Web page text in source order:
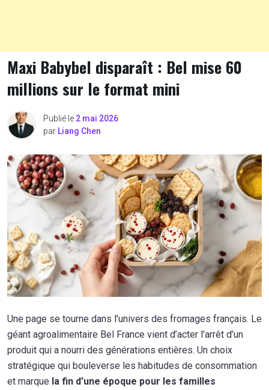
Maxi Babybel disparaît : Bel mise 60
millions sur le format mini
Publié le 2 mai 2026
par Liang Chen
Une page se tourne dans l’univers des fromages français. Le
géant agroalimentaire Bel France vient d’acter l’arrêt d’un
produit qui a nourri des générations entières. Un choix
stratégique qui bouleverse les habitudes de consommation
et marque la fin d’une époque pour les familles